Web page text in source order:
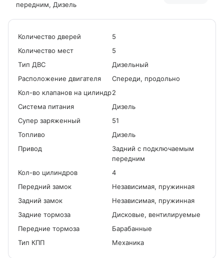
передним, Дизель
Количество дверей
5
Количество мест
5
Tип ДВС
Дизельный
Расположение двигателя
Спереди, продольно
Кол-во клапанов на цилиндр2
Система питания
Дизель
Cупер заряженный
51
Топливо
Дизель
Привод
Задний с подключаемым
передним
Кол-во цилиндров
4
Передний замок
Независимая, пружинная
Задний замок
Независимая, пружинная
Задние тормоза
Дисковые, вентилируемые
Передние тормоза
Барабанные
Тип КПП
Механика